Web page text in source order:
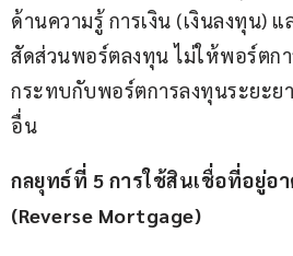
ด้านความรู้ การเงิน (เงินลงทุน)
สัดส่วนพอร์ตลงทุน ไม่ให้พอร์ตก
กระทบกับพอร์ตการลงทุนระยะย
อื่น
กลยุทธ์ที่ 5 การใช้สินเชื่อที่อยู่อ
(Reverse Mortgage)